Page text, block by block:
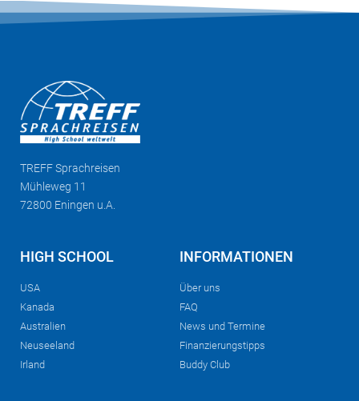
TREFFSprachreisen
Mühleweg 11
72800 Eningen u.A.
HIGH SCHOOL
USA
Kanada
Australien
Neuseeland
Irland
INFORMATIONEN
Über uns
FAQ
News und Termine
Finanzierungstipps
Buddy Club